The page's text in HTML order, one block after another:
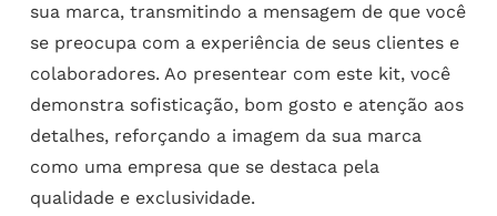
sua marca, transmitindo a mensagem de que você
se preocupa com a experiência de seus clientes e
colaboradores. Ao presentear com este kit, você
demonstra sofisticação, bom gosto e atenção aos
detalhes, reforçando a imagem da sua marca
como uma empresa que se destaca pela
qualidade e exclusividade.